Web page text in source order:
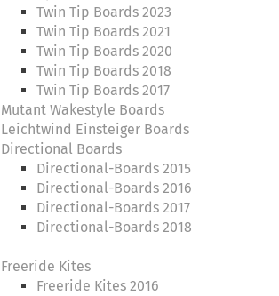
Twin Tip Boards 2023
Twin Tip Boards 2021
Twin Tip Boards 2020
Twin Tip Boards 2018
Twin Tip Boards 2017
Mutant Wakestyle Boards
Leichtwind Einsteiger Boards
Directional Boards
Directional-Boards 2015
Directional-Boards 2016
Directional-Boards 2017
Directional-Boards 2018
Freeride Kites
Freeride Kites 2016